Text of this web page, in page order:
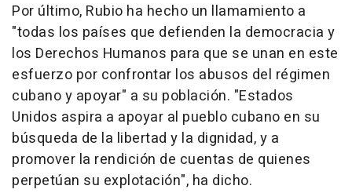
Por último, Rubio ha hecho un llamamiento a
"todas los países que defienden la democracia y
los Derechos Humanos para que se unan en este
esfuerzo por confrontar los abusos del régimen
cubano y apoyar" a su población. "Estados
Unidos aspira a apoyar al pueblo cubano en su
búsqueda de la libertad y la dignidad, y a
promover la rendición de cuentas de quienes
perpetúan su explotación", ha dicho.